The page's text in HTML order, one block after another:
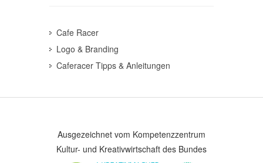
Cafe Racer
Logo & Branding
Caferacer Tipps & Anleitungen
Ausgezeichnet vom Kompetenzzentrum
Kultur- und Kreativwirtschaft des Bundes